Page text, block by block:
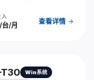
入
/台/月 查看详情 arrow_forward
Win系统